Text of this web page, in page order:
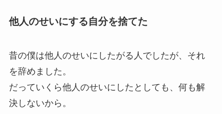
他人のせいにする自分を捨てた
昔の僕は他人のせいにしたがる人でしたが、それ
を辞めました。
だっていくら他人のせいにしたとしても、何も解
決しないから。